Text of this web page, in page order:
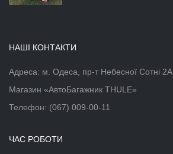
НАШІ КОНТАКТИ
Адреса: м. Одеса, пр-т Небесної Сотні 2А,
Магазин «АвтоБагажник THULE»
Телефон: (067) 009-00-11
ЧАС РОБОТИ